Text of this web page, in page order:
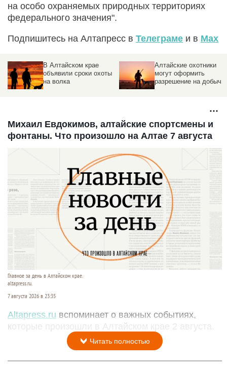
на особо охраняемых природных территориях
федерального значения".
Подпишитесь на Алтапресс в Телеграме и в Max
В Алтайском крае
объявили сроки охоты
на волка
Алтайские охотники
могут оформить
разрешение на добычу
Михаил Евдокимов, алтайские спортсмены и
фонтаны. Что произошло на Алтае 7 августа
Главное за день в Алтайском крае.
altapress.ru.
7 августа 2026 в 23:35
Altapress.ru вспоминает о важных событиях,
которые произошли в Алтайском крае 2 августа.
Читать полностью